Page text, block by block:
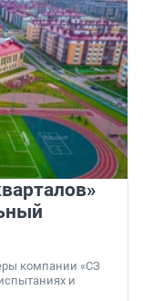
компании «СЗ
и